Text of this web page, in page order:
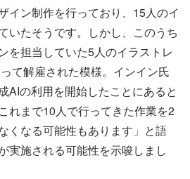
イン制作を行っており、15人のイ
いたそうです。しかし、このうち
を担当していた5人のイラストレ
て解雇された模様。インイン氏
AIの利用を開始したことにあると
れまで10人で行ってきた作業を2
くなる可能性もあります」と語
実施される可能性を示唆しまし